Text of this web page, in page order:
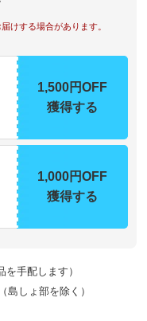
けする場合があります。
1,500円OFF
獲得する
1,000円OFF
獲得する
を手配します）
しょ部を除く）